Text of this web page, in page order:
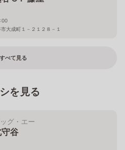
大成町１－２１２８－１
すべて見る
を見る
グ・エー
谷